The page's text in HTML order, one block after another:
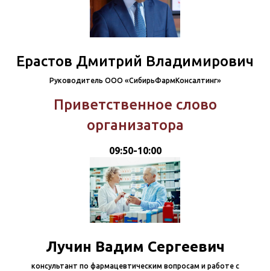
Ерастов Дмитрий Владимирович
Руководитель ООО «СибирьФармКонсалтинг»
Приветственное слово
организатора
09:50-10:00
Лучин Вадим Сергеевич
консультант по фармацевтическим вопросам и работе с